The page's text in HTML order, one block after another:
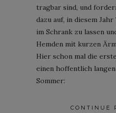
tragbar sind, und
dazu auf, in diesem
im Schrank zu lassen
Hemden mit kurzen
Hier schon mal die
einen hoffentlich
Sommer:
CONTINUE